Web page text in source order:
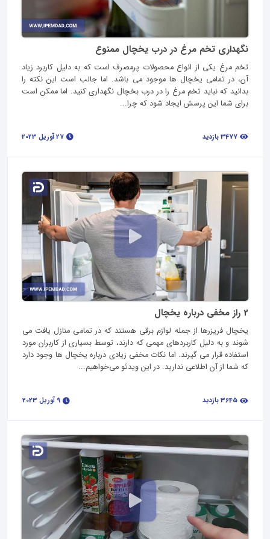
نگهداری تخم مرغ در درب یخچال ممنوع
تخم مرغ یکی از انواع محصولات پرمصرف است که به دلیل کاربرد زیاد
آن، در تمامی یخچال ها موجود می باشد. اما جالب است این نکته را
بدانید که نباید تخم مرغ را در درب بخچال نگهداری کنید. اما ممکن است
برای شما این پرسش ایجاد شود که چرا...
2 راز مخفی درباره یخچال
یخچال فریزرها از جمله لوازم برقی هستند که در تمامی منازل یافت می
شوند و به دلیل کاربردهای مهمی که دارند، توسط بسیاری از کاربران مورد
استفاده قرار می گیرند. اما نکات مخفی زیادی درباره یخچال ها وجود دارد
که شما از آن اطلاعی ندارید. در این ویدئو می‌خواهیم...